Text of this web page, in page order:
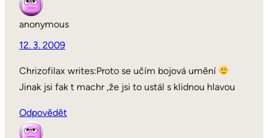
anonymous
12. 3. 2009
Chrizofilax writes:Proto se učím bojová umění
Jinak jsi fak t machr ,že jsi to ustál s klidnou hlavou
Odpovědět